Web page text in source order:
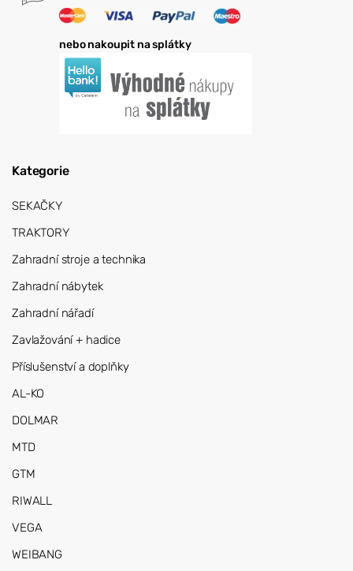
nebo nakoupit na splátky
Kategorie
SEKAČKY
TRAKTORY
Zahradní stroje a technika
Zahradní nábytek
Zahradní nářadí
Zavlažování + hadice
Příslušenství a doplňky
AL-KO
DOLMAR
MTD
GTM
RIWALL
VEGA
WEIBANG